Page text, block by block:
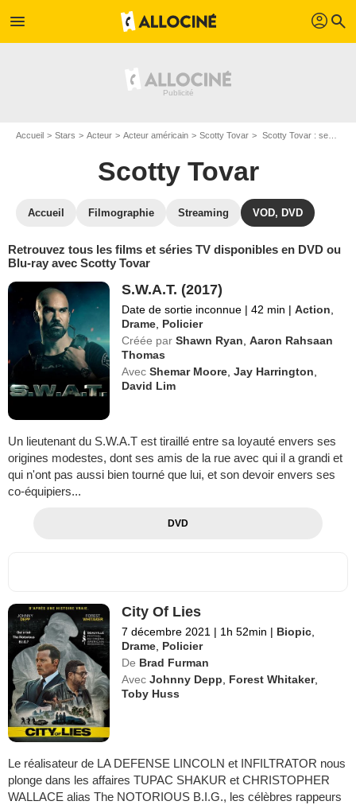
menu profil search
Accueil Stars Acteur Acteur américain Scotty Tovar Scotty Tovar : ses Blu-Ray, DVD, VOD, SVOD
Scotty Tovar
Accueil Filmographie Streaming VOD, DVD
Retrouvez tous les films et séries TV disponibles en DVD ou
Blu-ray avec Scotty Tovar
S.W.A.T. (2017)
Date de sortie inconnue | 42 min | Action
Drame Policier
Créée par Shawn Ryan ,Aaron Rahsaan
Thomas
Avec Shemar Moore ,Jay Harrington
David Lim
Un lieutenant du S.W.A.T est tiraillé entre sa loyauté envers ses
origines modestes, dont ses amis de la rue avec qui il a grandi et
qui n'ont pas aussi bien tourné que lui, et son devoir envers ses
co-équipiers...
DVD
City Of Lies
7 décembre 2021 | 1h 52min | Biopic
Drame Policier
De Brad Furman
Avec Johnny Depp Forest Whitaker,
Toby Huss
Le réalisateur de LA DEFENSE LINCOLN et INFILTRATOR nous
plonge dans les affaires TUPAC SHAKUR et CHRISTOPHER
WALLACE alias The NOTORIOUS B.I.G., les célèbres rappeurs